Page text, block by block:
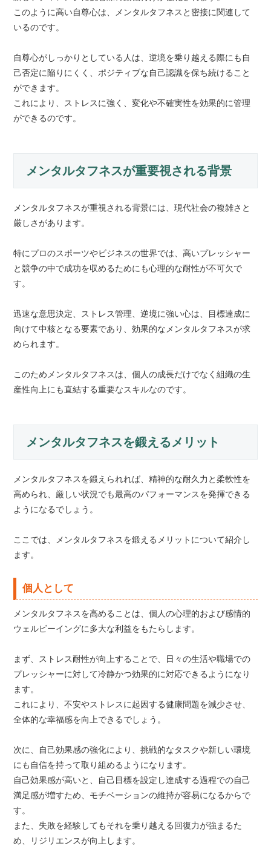
このように高い自尊心は、メンタルタフネスと密接に関連して
いるのです。
自尊心がしっかりとしている人は、逆境を乗り越える際にも自
己否定に陥りにくく、ポジティブな自己認識を保ち続けること
ができます。
これにより、ストレスに強く、変化や不確実性を効果的に管理
ができるのです。
メンタルタフネスが重要視される背景
メンタルタフネスが重視される背景には、現代社会の複雑さと
厳しさがあります。
特にプロのスポーツやビジネスの世界では、高いプレッシャー
と競争の中で成功を収めるためにも心理的な耐性が不可欠で
す。
迅速な意思決定、ストレス管理、逆境に強い心は、目標達成に
向けて中核となる要素であり、効果的なメンタルタフネスが求
められます。
このためメンタルタフネスは、個人の成長だけでなく組織の生
産性向上にも直結する重要なスキルなのです。
メンタルタフネスを鍛えるメリット
メンタルタフネスを鍛えられれば、精神的な耐久力と柔軟性を
高められ、厳しい状況でも最高のパフォーマンスを発揮できる
ようになるでしょう。
ここでは、メンタルタフネスを鍛えるメリットについて紹介し
ます。
個人として
メンタルタフネスを高めることは、個人の心理的および感情的
ウェルビーイングに多大な利益をもたらします。
まず、ストレス耐性が向上することで、日々の生活や職場での
プレッシャーに対して冷静かつ効果的に対応できるようになり
ます。
これにより、不安やストレスに起因する健康問題を減少させ、
全体的な幸福感を向上できるでしょう。
次に、自己効果感の強化により、挑戦的なタスクや新しい環境
にも自信を持って取り組めるようになります。
自己効果感が高いと、自己目標を設定し達成する過程での自己
満足感が増すため、モチベーションの維持が容易になるからで
す。
また、失敗を経験してもそれを乗り越える回復力が強まるた
め、リジリエンスが向上します。